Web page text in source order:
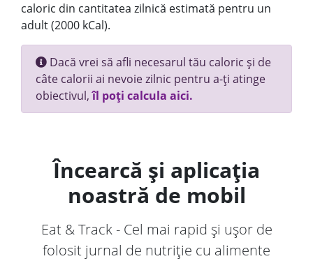
caloric din cantitatea zilnică estimată pentru un
adult (2000 kCal).
Dacă vrei să afli necesarul tău caloric și de
câte calorii ai nevoie zilnic pentru a-ți atinge
obiectivul,îl poți calcula aici.
Încearcă și aplicația
noastră de mobil
Eat & Track - Cel mai rapid și ușor de
folosit jurnal de nutriție cu alimente